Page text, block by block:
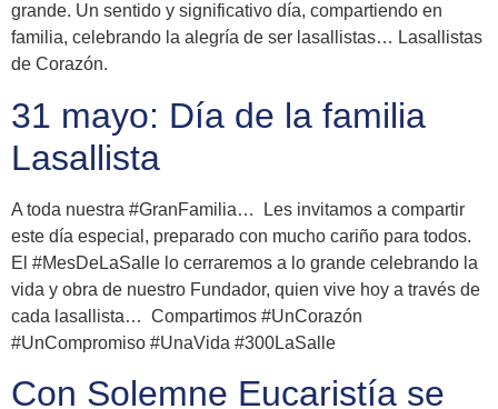
grande. Un sentido y significativo día, compartiendo en
familia, celebrando la alegría de ser lasallistas… Lasallistas
de Corazón.
31 mayo: Día de la familia
Lasallista
A toda nuestra #GranFamilia… Les invitamos a compartir
este día especial, preparado con mucho cariño para todos.
El #MesDeLaSalle lo cerraremos a lo grande celebrando la
vida y obra de nuestro Fundador, quien vive hoy a través de
cada lasallista… Compartimos #UnCorazón
#UnCompromiso #UnaVida #300LaSalle
Con Solemne Eucaristía se